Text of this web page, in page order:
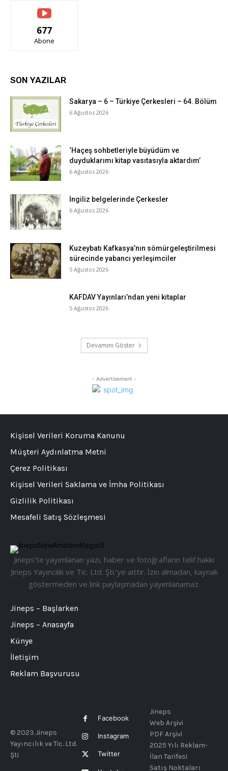
677
Abone
SON YAZILAR
Sakarya – 6 – Türkiye Çerkesleri – 64. Bölüm
6 Ağustos 2026
‘Haçeş sohbetleriyle büyüdüm ve
duyduklarımı kitap vasıtasıyla aktardım’
6 Ağustos 2026
İngiliz belgelerinde Çerkesler
6 Ağustos 2026
Kuzeybatı Kafkasya’nın sömürgeleştirilmesi
sürecinde yabancı yerleşimciler
5 Ağustos 2026
KAFDAV Yayınları’ndan yeni kitaplar
5 Ağustos 2026
Devamını Göster
- Advertisement -
Jineps’te yayımlanan yazı, haber ve fotoğrafların telif hakkı
Jineps Yayıncılık ve Tic. Ltd. Şti.’ye aittir. İzin almadan, kaynak
göstermeden ve link paylaşmadan yayımlanamaz.
Jineps – Başlarken
Jineps – Anasayfa
Künye
İletişim
Reklam Başvurusu
Kişisel Verileri Koruma Kanunu
Müşteri Aydınlatma Metni
Çerez Politikası
Kişisel Verileri Saklama ve İmha Politikası
Gizlilik Politikası
Mesafeli Satış Sözleşmesi
© 2023 Jineps
Yayıncılık ve Tic. Ltd.
Şti
Facebook
Instagram
Twitter
Jineps
Web Arşivi
PDF Arşivi
2025 Yılı Reklam-
İlan Tarifesi
Satış Noktaları